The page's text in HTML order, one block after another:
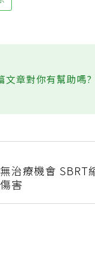
文章對你有幫助嗎?
治療機會 SBRT
害